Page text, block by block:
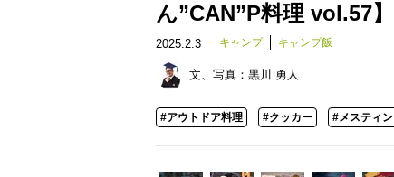
ん”CAN”P料理 vol.57】
2025.2.3 キャンプ キャンプ飯
文、写真： 黒川 勇人
#アウトドア料理 #クッカー #メスティン